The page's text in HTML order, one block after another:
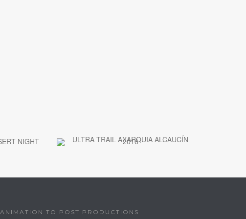
ANIMATION TO POST PRODUCTIONS